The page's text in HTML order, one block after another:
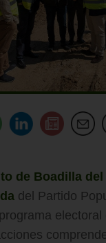
de Boadilla del
del Partido
electoral